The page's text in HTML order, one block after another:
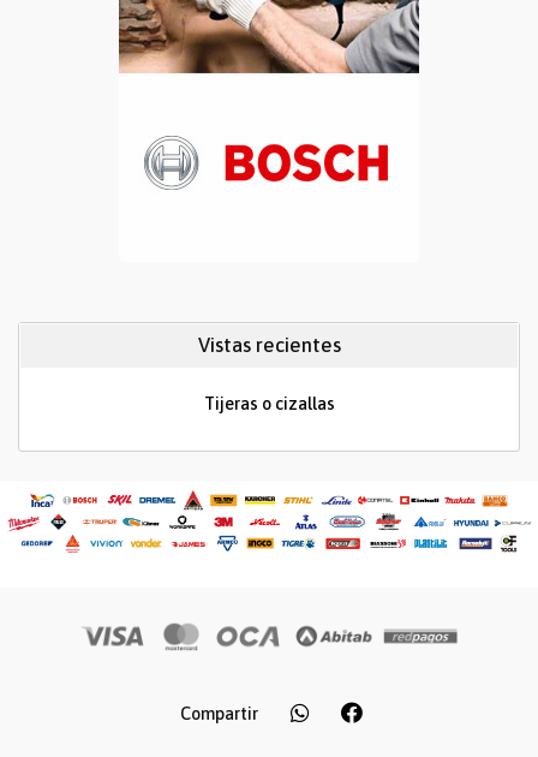
Vistas recientes
Tijeras o cizallas
Compartir